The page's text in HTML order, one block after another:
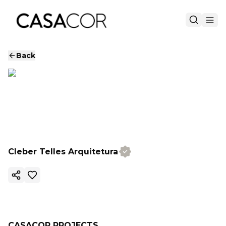
Back
Cleber Telles Arquitetura
Copy ink